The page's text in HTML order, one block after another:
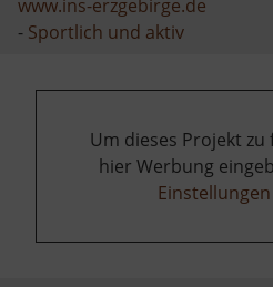
www.ins-erzgebirge.de
- Sportlich und aktiv
Um dieses Projekt
hier Werbung